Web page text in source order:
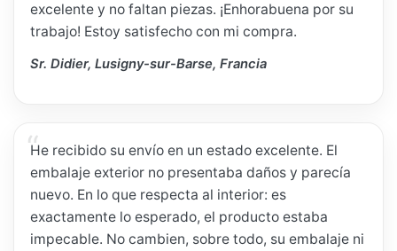
excelente y no faltan piezas. ¡Enhorabuena por su
trabajo! Estoy satisfecho con mi compra.
Sr. Didier, Lusigny-sur-Barse, Francia
He recibido su envío en un estado excelente. El
embalaje exterior no presentaba daños y parecía
nuevo. En lo que respecta al interior: es
exactamente lo esperado, el producto estaba
impecable. No cambien, sobre todo, su embalaje ni